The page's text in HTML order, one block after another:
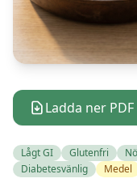
Ladda ner PDF
Lågt GI Glutenfri
Diabetesvänlig
Medel